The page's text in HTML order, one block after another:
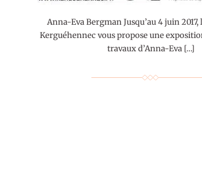
Anna-Eva Bergman Jusqu’au 4 juin
Kerguéhennec vous propose une
travaux d’Anna-Eva […]